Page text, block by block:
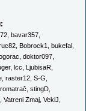
bavar357
Bobrock1 bukefal
doktor097
, lcc LjubisaR
raster12 S-G
stingD
Vatreni Zmaj VekiJ